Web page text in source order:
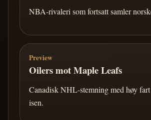
NBA-rivaleri som fortsatt samler
Preview
Oilers mot Maple Leafs
Canadisk NHL-stemning med høy
isen.